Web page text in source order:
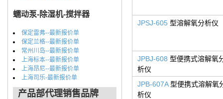
蠕动泵-除湿机-搅拌器
保定雷弗--最新报价单
保定兰格--最新报价单
常州川岛--最新报价单
上海标本--最新报价单
上海昂尼--最新报价单
上海司乐-最新报价单
产品部代理销售品牌
JPSJ-605 型溶解氧分析仪
JPBJ-608 型便携式溶解氧
析仪
JPB-607A型便携式溶解氧
析仪